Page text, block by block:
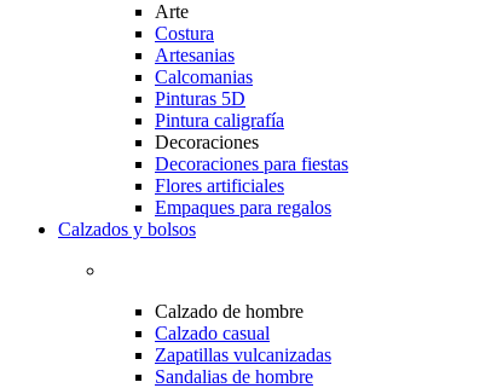
Arte
Costura
Artesanias
Calcomanias
Pinturas 5D
Pintura caligrafía
Decoraciones
Decoraciones para fiestas
Flores artificiales
Empaques para regalos
Calzados y bolsos
Calzado de hombre
Calzado casual
Zapatillas vulcanizadas
Sandalias de hombre